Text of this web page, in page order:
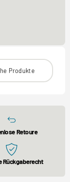
Produkte
Retoure
Rückgaberecht